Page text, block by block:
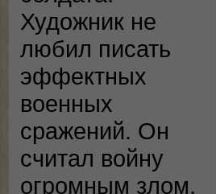
Художник не
любил писать
эффектных
военных
сражений. Он
считал войну
огромным злом,